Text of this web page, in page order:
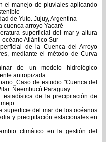
el manejo de pluviales aplicando
de Yuto. Jujuy, Argentina
cuenca arroyo Yacaré
superficial del mar y altura
Atlántico Sur
de la Cuenca del Arroyo
mediante el método de Curva
de un modelo hidrológico
antropizada
Caso de estudio "Cuenca del
Ñeembucú Paraguay
estadística de la precipitación de
superficie del mar de los océanos
y precipitación estacionales en
climático en la gestión del